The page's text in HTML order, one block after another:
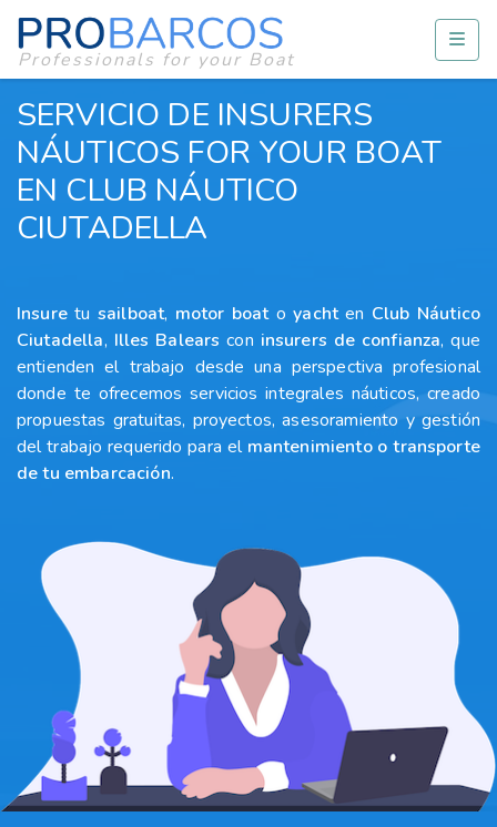
Professionals for your Boat
SERVICIO DE INSURERS
NÁUTICOS FOR YOUR BOAT
EN CLUB NÁUTICO
CIUTADELLA
Insuretu sailboat, motor boatoyachten Club Náutico
Ciutadella, Illes Balears con insurers de confianza, que
entienden el trabajo desde una perspectiva profesional
donde te ofrecemos servicios integrales náuticos, creado
propuestas gratuitas, proyectos, asesoramiento y gestión
del trabajo requerido para el mantenimiento o transporte
de tu embarcación.